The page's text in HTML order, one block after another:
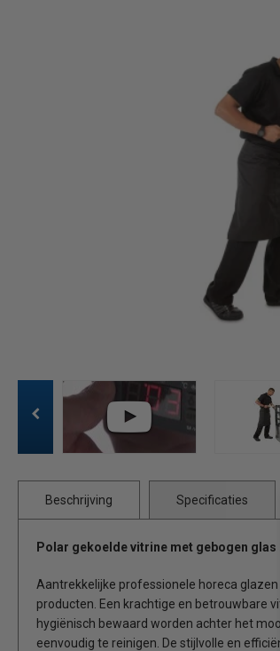
Beschrijving Specificaties
Polar gekoelde vitrine met gebogen glas
Aantrekkelijke professionele horeca
producten. Een krachtige en betrouwbare
hygiënisch bewaard worden achter het
eenvoudig te reinigen. De stijlvolle en